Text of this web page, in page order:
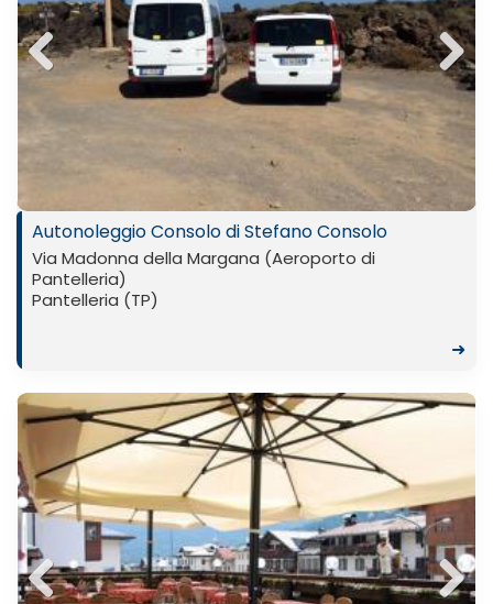
Previ
ous
Next
Autonoleggio Consolo di Stefano Consolo
Via Madonna della Margana (Aeroporto di
Pantelleria)
Pantelleria (TP)
➜